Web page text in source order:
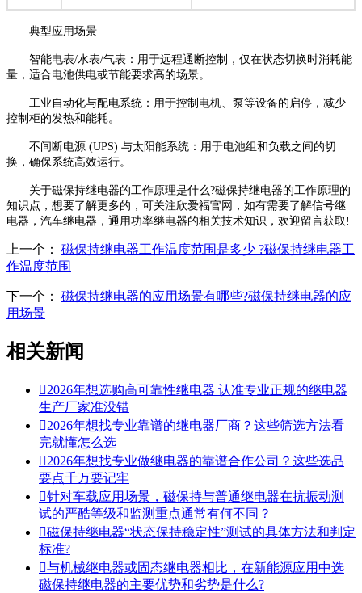
典型应用场景
智能电表/水表/气表：用于远程通断控制，仅在状态切换时消耗能
量，适合电池供电或节能要求高的场景。
工业自动化与配电系统：用于控制电机、泵等设备的启停，减少
控制柜的发热和能耗。
不间断电源 (UPS) 与太阳能系统：用于电池组和负载之间的切
换，确保系统高效运行。
关于磁保持继电器的工作原理是什么?磁保持继电器的工作原理的
知识点，想要了解更多的，可关注欣爱福官网，如有需要了解信号继
电器，汽车继电器，通用功率继电器的相关技术知识，欢迎留言获取!
上一个： 磁保持继电器工作温度范围是多少 ?磁保持继电器工
作温度范围
下一个： 磁保持继电器的应用场景有哪些?磁保持继电器的应
用场景
相关新闻
2026年想选购高可靠性继电器 认准专业正规的继电器
生产厂家准没错
2026年想找专业靠谱的继电器厂商？这些筛选方法看
完就懂怎么选
2026年想找专业做继电器的靠谱合作公司？这些选品
要点千万要记牢
针对车载应用场景，磁保持与普通继电器在抗振动测
试的严酷等级和监测重点通常有何不同？
磁保持继电器“状态保持稳定性”测试的具体方法和判定
标准?
与机械继电器或固态继电器相比，在新能源应用中选
磁保持继电器的主要优势和劣势是什么?